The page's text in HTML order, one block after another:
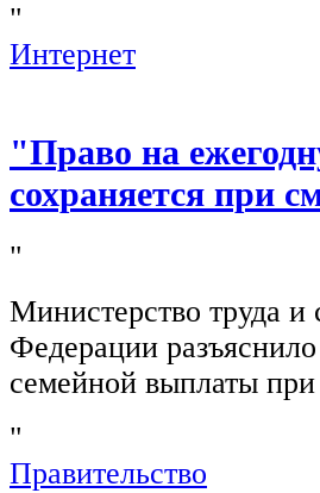
"
Интернет
"Право на
сохраняется при
"
Министерство труда
Федерации
семейной выплаты
"
Правительство